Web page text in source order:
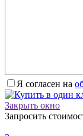
Я согласен на
Закрыть окно
Запросить